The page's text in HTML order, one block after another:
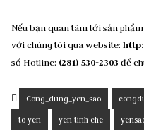
Nếu bạn quan tâm tới sản
với chúng tôi qua website:
số Hotline: (281) 530-2303 để
Cong_dung_yen_sao
to yen yen tinh che